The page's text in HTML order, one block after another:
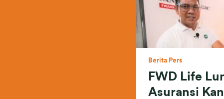
Berita Pers
FWD Life
Asuransi